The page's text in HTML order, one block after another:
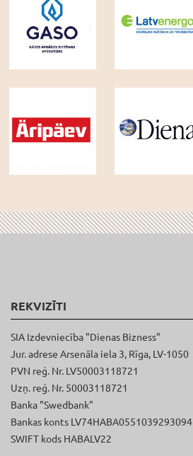
REKVIZĪTI
SIA Izdevniecība "Dienas Bizness"
Jur. adrese Arsenāla iela 3, Rīga, LV-1050
PVN reģ. Nr. LV50003118721
Uzņ. reģ. Nr. 50003118721
Banka "Swedbank"
Bankas konts LV74HABA0551039293094
SWIFT kods HABALV22